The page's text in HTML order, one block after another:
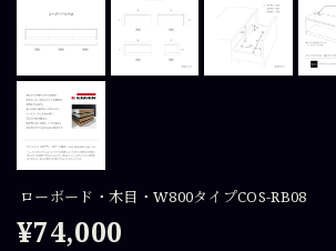
ローボード・木目・W800タイプCOS-RB08
¥74,000